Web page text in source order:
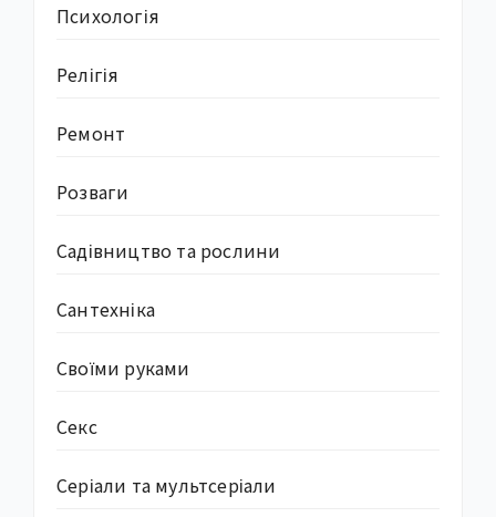
Психологія
Релігія
Ремонт
Розваги
Садівництво та рослини
Сантехніка
Своїми руками
Секс
Серіали та мультсеріали